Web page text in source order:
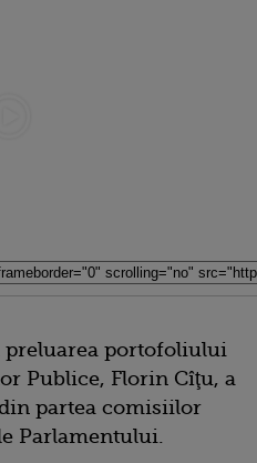
portofoliului
Publice, Florin Cîţu, a
partea comisiilor
Parlamentului.